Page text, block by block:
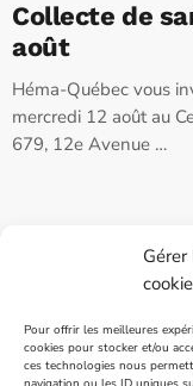
Pour offrir les meilleures
cookies pour stocker et/ou
ces technologies nous
Collecte de
août
Héma-Québec vous
mercredi 12 août au
679, 12e Avenue …
VENTES